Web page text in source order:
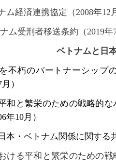
ム経済連携協定（2008年12
ム受刑者移送条約（2019年7
ベトナムと日
不朽のパートナーシップ
）
和と繁栄のための戦略的
年10月）
本・ベトナム関係に関す
ける平和と繁栄のための